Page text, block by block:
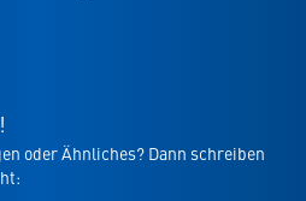
oder Ähnliches? Dann schreiben